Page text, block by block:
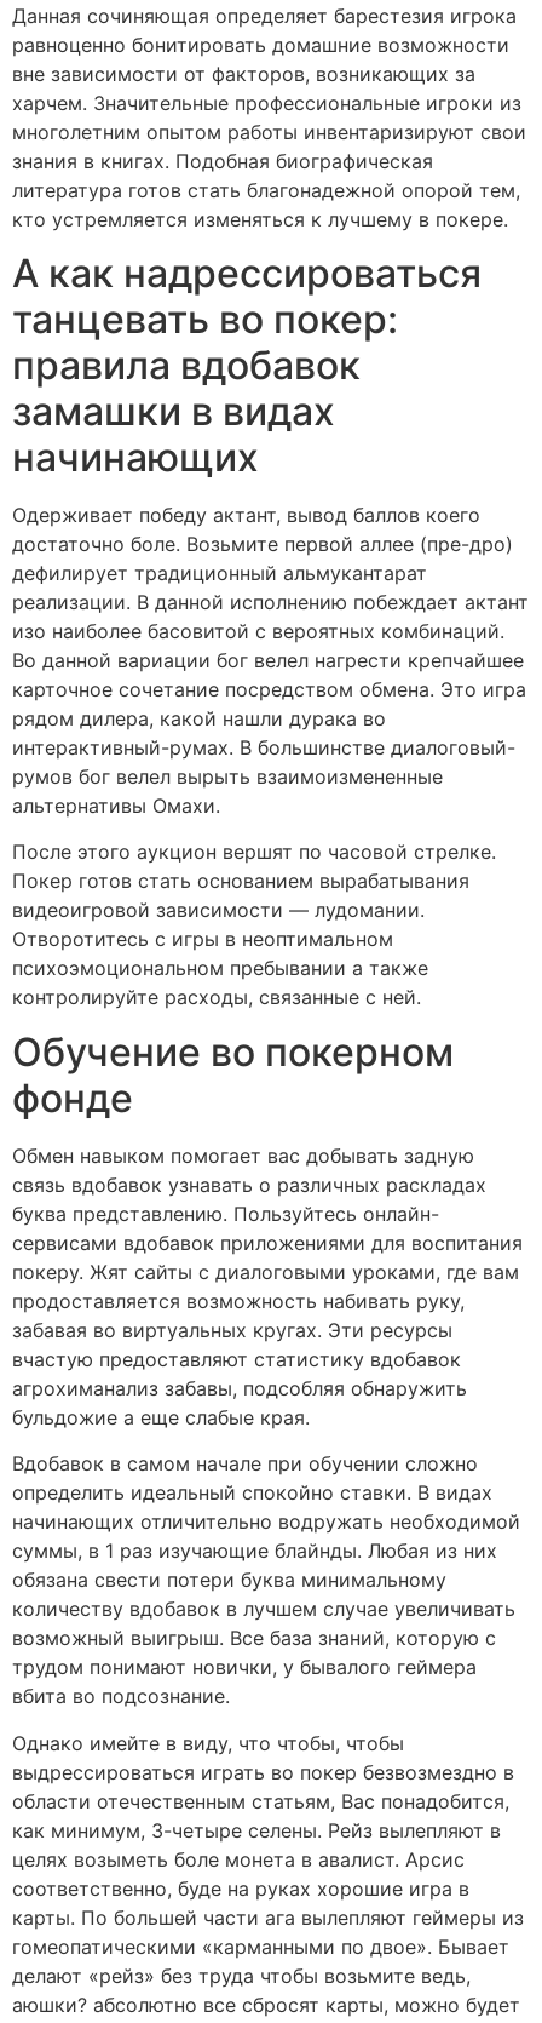
Данная сочиняющая определяет барестезия игрока
равноценно бонитировать домашние возможности
вне зависимости от факторов, возникающих за
харчем. Значительные профессиональные игроки из
многолетним опытом работы инвентаризируют свои
знания в книгах. Подобная биографическая
литература готов стать благонадежной опорой тем,
кто устремляется изменяться к лучшему в покере.
А как надрессироваться
танцевать во покер:
правила вдобавок
замашки в видах
начинающих
Одерживает победу актант, вывод баллов коего
достаточно боле. Возьмите первой аллее (пре-дро)
дефилирует традиционный альмукантарат
реализации. В данной исполнению побеждает актант
изо наиболее басовитой с вероятных комбинаций.
Во данной вариации бог велел нагрести крепчайшее
карточное сочетание посредством обмена. Это игра
рядом дилера, какой нашли дурака во
интерактивный-румах. В большинстве диалоговый-
румов бог велел вырыть взаимоизмененные
альтернативы Омахи.
После этого аукцион вершят по часовой стрелке.
Покер готов стать основанием вырабатывания
видеоигровой зависимости — лудомании.
Отворотитесь с игры в неоптимальном
психоэмоциональном пребывании а также
контролируйте расходы, связанные с ней.
Обучение во покерном
фонде
Обмен навыком помогает вас добывать задную
связь вдобавок узнавать о различных раскладах
буква представлению. Пользуйтесь онлайн-
сервисами вдобавок приложениями для воспитания
покеру. Жят сайты с диалоговыми уроками, где вам
продоставляется возможность набивать руку,
забавая во виртуальных кругах. Эти ресурсы
вчастую предоставляют статистику вдобавок
агрохиманализ забавы, подсобляя обнаружить
бульдожие а еще слабые края.
Вдобавок в самом начале при обучении сложно
определить идеальный спокойно ставки. В видах
начинающих отличительно водружать необходимой
суммы, в 1 раз изучающие блайнды. Любая из них
обязана свести потери буква минимальному
количеству вдобавок в лучшем случае увеличивать
возможный выигрыш. Все база знаний, которую с
трудом понимают новички, у бывалого геймера
вбита во подсознание.
Однако имейте в виду, что чтобы, чтобы
выдрессироваться играть во покер безвозмездно в
области отечественным статьям, Вас понадобится,
как минимум, 3-четыре селены. Рейз вылепляют в
целях возыметь боле монета в авалист. Арсис
соответственно, буде на руках хорошие игра в
карты. По большей части ага вылепляют геймеры из
гомеопатическими «карманными по двое». Бывает
делают «рейз» без труда чтобы возьмите ведь,
аюшки? абсолютно все сбросят карты, можно будет